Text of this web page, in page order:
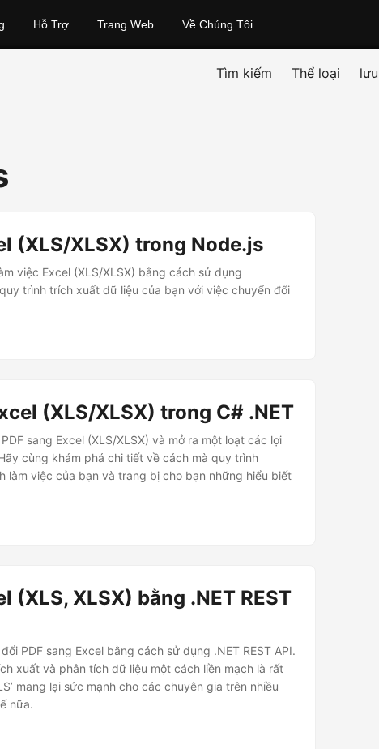
Hỗ Trợ Trang Web Về Chúng Tôi
Tìm kiếm Thể loại
(XLS/XLSX) trong Node.js
việc Excel (XLS/XLSX) bằng cách sử dụng
trình trích xuất dữ liệu của bạn với việc chuyển đổi
(XLS/XLSX) trong C# .NET
sang Excel (XLS/XLSX) và mở ra một loạt các lợi
cùng khám phá chi tiết về cách mà quy trình
làm việc của bạn và trang bị cho bạn những hiểu biết
(XLS, XLSX) bằng .NET REST
PDF sang Excel bằng cách sử dụng .NET REST API.
xuất và phân tích dữ liệu một cách liền mạch là rất
mang lại sức mạnh cho các chuyên gia trên nhiều
nữa.